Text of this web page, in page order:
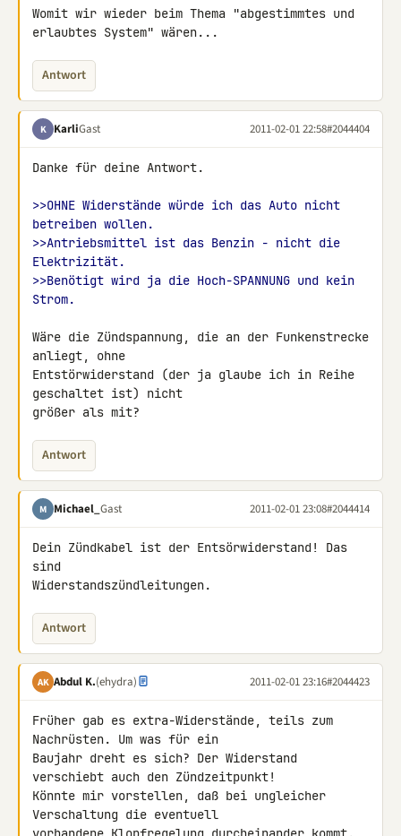
Womit wir wieder beim Thema "abgestimmtes und
erlaubtes System" wären...
Antwort
K KarliGast 2011-02-01 22:58#2044404
Danke für deine Antwort.
>>OHNE Widerstände würde ich das Auto nicht
betreiben wollen.
>>Antriebsmittel ist das Benzin - nicht die
Elektrizität.
>>Benötigt wird ja die Hoch-SPANNUNG und kein
Strom.
Wäre die Zündspannung, die an der Funkenstrecke
anliegt, ohne
Entstörwiderstand (der ja glaube ich in Reihe
geschaltet ist) nicht
größer als mit?
Antwort
M Michael_ Gast 2011-02-01 23:08#2044414
Dein Zündkabel ist der Entsörwiderstand! Das
sind
Widerstandszündleitungen.
Antwort
AK Abdul K.(ehydra) 2011-02-01 23:16#2044423
Früher gab es extra-Widerstände, teils zum
Nachrüsten. Um was für ein
Baujahr dreht es sich? Der Widerstand
verschiebt auch den Zündzeitpunkt!
Könnte mir vorstellen, daß bei ungleicher
Verschaltung die eventuell